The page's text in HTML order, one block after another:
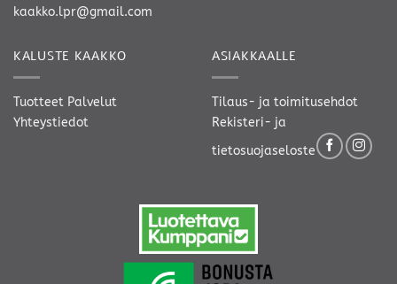
kaakko.lpr@gmail.com
KALUSTE KAAKKO
Tuotteet Palvelut
Yhteystiedot
ASIAKKAALLE
Tilaus- ja toimitusehdot
Rekisteri- ja
tietosuojaseloste